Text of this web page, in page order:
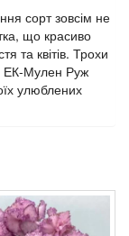
сорт зовсім не
що красиво
та квітів. Трохи
ЕК-Мулен Руж
улюблених